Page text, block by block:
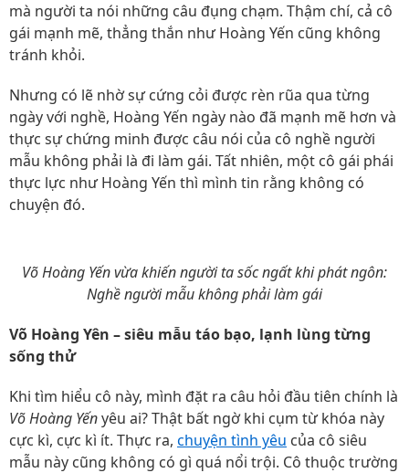
mà người ta nói những câu đụng chạm. Thậm chí, cả cô
gái mạnh mẽ, thẳng thắn như Hoàng Yến cũng không
tránh khỏi.
Nhưng có lẽ nhờ sự cứng cỏi được rèn rũa qua từng
ngày với nghề, Hoàng Yến ngày nào đã mạnh mẽ hơn và
thực sự chứng minh được câu nói của cô nghề người
mẫu không phải là đi làm gái. Tất nhiên, một cô gái phái
thực lực như Hoàng Yến thì mình tin rằng không có
chuyện đó.
Võ Hoàng Yến vừa khiến người ta sốc ngất khi phát ngôn:
Nghề người mẫu không phải làm gái
Võ Hoàng Yên – siêu mẫu táo bạo, lạnh lùng từng
sống thử
Khi tìm hiểu cô này, mình đặt ra câu hỏi đầu tiên chính là
Võ Hoàng Yếnyêu ai? Thật bất ngờ khi cụm từ khóa này
cực kì, cực kì ít. Thực ra, chuyện tình yêu của cô siêu
mẫu này cũng không có gì quá nổi trội. Cô thuộc trường